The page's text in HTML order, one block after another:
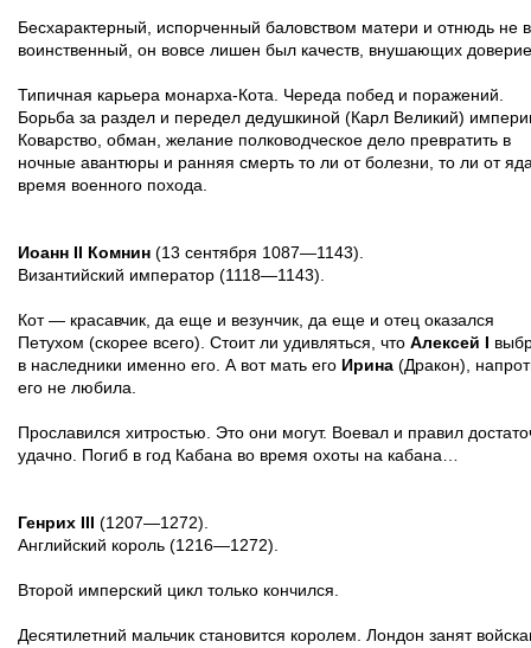
Бесхарактерный, испорченный баловством матери и отнюдь не в
воинственный, он вовсе лишен был качеств, внушающих
Типичная карьера монарха-Кота. Череда побед и поражений.
Борьба за раздел и передел дедушкиной (Карл Великий)
Коварство, обман, желание полководческое дело превратить в
ночные авантюры и ранняя смерть то ли от болезни, то ли от
время военного похода.
Иоанн II Комнин (13 сентября 1087—1143).
Византийский император (1118—1143).
Кот — красавчик, да еще и везунчик, да еще и отец оказался
Петухом (скорее всего). Стоит ли удивляться, что Алексей I
в наследники именно его. А вот мать его Ирина (Дракон),
его не любила.
Прославился хитростью. Это они могут. Воевал и правил
удачно. Погиб в год Кабана во время охоты на кабана…
Генрих III
(1207—1272).
Английский король (1216—1272).
Второй имперский цикл только кончился.
Десятилетний мальчик становится королем. Лондон занят